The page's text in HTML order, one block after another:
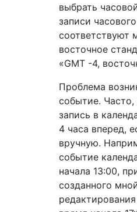
выбрать
записи
соответствуют
восточное
«GMT -4,
Проблема
событие.
запись в
4 часа вперед,
вручную.
событие
начала 13:00,
созданного